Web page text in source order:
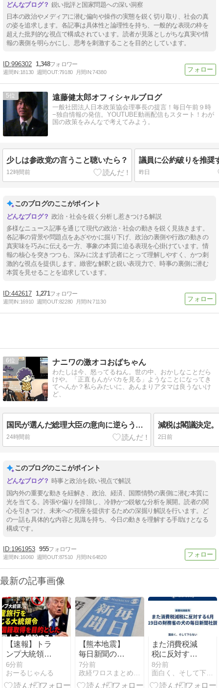
鋭い批評と国家問題への深い洞察
日本の政治やメディアに潜む偏向や操作の実態を鋭く切り取り、社会の真
の姿を追求します。各記事は具体性と論理性を持ち、一般的な表現の枠を
超えた批判的な視点で構成されています。読者が見落としがちな真実や情
報の裏側を明らかにし、思考を刺激することを目的としています。
996302 1,348
週間IN:18130 週間OUT:79180 月間IN:74380
5 遠藤健太郎オフィシャルブログ
一般社団法人日本政策協会理事長の提言！毎日午前９時
−独自情報の発信。YOUTUBE動画配信もスタート！わが
国の政策をみんなで考えてみよう。
少しは参政党の言うこと聴いたら？
12時間前
議員に公約破りを推奨
昨日
このブログのここがポイント
政治・社会を鋭く分析し惹きつける解説
多様なニュース記事を通じて現代の政治・社会の動きを鋭く見抜きます。
各記事の背景や問題点をあざやかに掘り下げ、政治の裏側や行政の動きの
真実味を巧みに伝える一方、事象の本質に迫る表現を心掛けています。情
報の核心を突きつつも、深みに沈まず読者にとって理解しやすく、かつ刺
激的な視点を提供します。緻密な解釈と鋭い表現力で、時事の裏側に潜む
本質を見せることを追求しています。
442617 1,271
週間IN:16910 週間OUT:82280 月間IN:71130
6 ナニワの激オコおばちゃん
わたしは今、怒ってるねん。世の中、おかしなことだら
けや。「正直もんがバカを見る」ようなことになってき
てへんか？私らみたいに、あんまりアタマは良うないけ
ど、
国民が選んだ総理大臣の意向に逆らう財務官僚はいらん！生徒を死なせたウソつき左翼のアホ教師も！
24時間前 2日前
このブログのここがポイント
時事と政治を鋭い視点で解説
国内外の重要な動きを紐解き、政治、経済、国際情勢の裏側に潜む本質に
光を当てる。誇張や偏りを排除し、冷静かつ鋭敏な分析を展開。読者の関
心を引きつけ、未来への視座を提供するための深掘り解説を行います。ど
の一話も具体的な内容と見識を持ち、今日の動きを理解する手助けとなる
構成です。
1961953 955
週間IN:16060 週間OUT:87510 月間IN:64820
最新の記事画像
【速報】トラ
ンプ大統領、
出産旅行を禁
じる大統領令
「米国籍取得
6分前
おーるじゃんる
【熊本地震】
毎日新聞の記
者「死傷者の
情報を教え
て！」 → 企業
7分前
また消費税減
税に反対する
6月19日の財
務省の犬の毎
日新聞社説
8分前